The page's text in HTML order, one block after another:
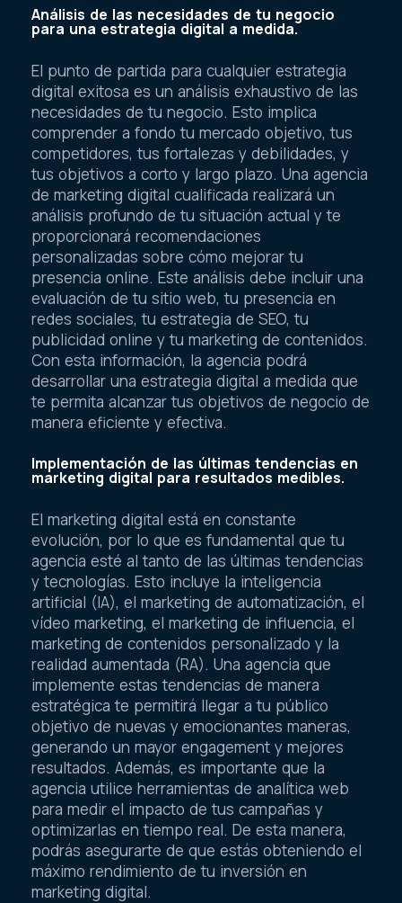
Análisis de las necesidades de tu negocio
para una estrategia digital a medida.
El punto de partida para cualquier estrategia
digital exitosa es un análisis exhaustivo de las
necesidades de tu negocio. Esto implica
comprender a fondo tu mercado objetivo, tus
competidores, tus fortalezas y debilidades, y
tus objetivos a corto y largo plazo. Una agencia
de marketing digital cualificada realizará un
análisis profundo de tu situación actual y te
proporcionará recomendaciones
personalizadas sobre cómo mejorar tu
presencia online. Este análisis debe incluir una
evaluación de tu sitio web, tu presencia en
redes sociales, tu estrategia de SEO, tu
publicidad online y tu marketing de contenidos.
Con esta información, la agencia podrá
desarrollar una estrategia digital a medida que
te permita alcanzar tus objetivos de negocio de
manera eficiente y efectiva.
Implementación de las últimas tendencias en
marketing digital para resultados medibles.
El marketing digital está en constante
evolución, por lo que es fundamental que tu
agencia esté al tanto de las últimas tendencias
y tecnologías. Esto incluye la inteligencia
artificial (IA), el marketing de automatización, el
vídeo marketing, el marketing de influencia, el
marketing de contenidos personalizado y la
realidad aumentada (RA). Una agencia que
implemente estas tendencias de manera
estratégica te permitirá llegar a tu público
objetivo de nuevas y emocionantes maneras,
generando un mayor engagement y mejores
resultados. Además, es importante que la
agencia utilice herramientas de analítica web
para medir el impacto de tus campañas y
optimizarlas en tiempo real. De esta manera,
podrás asegurarte de que estás obteniendo el
máximo rendimiento de tu inversión en
marketing digital.